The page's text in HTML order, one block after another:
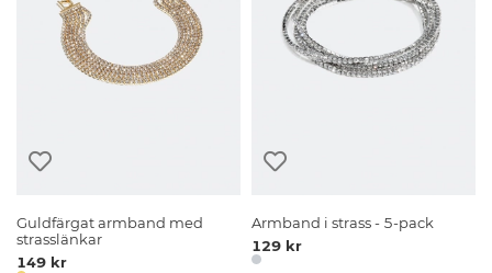
Guldfärgat armband med
strasslänkar
149 kr
Armband i strass - 5-pack
129 kr